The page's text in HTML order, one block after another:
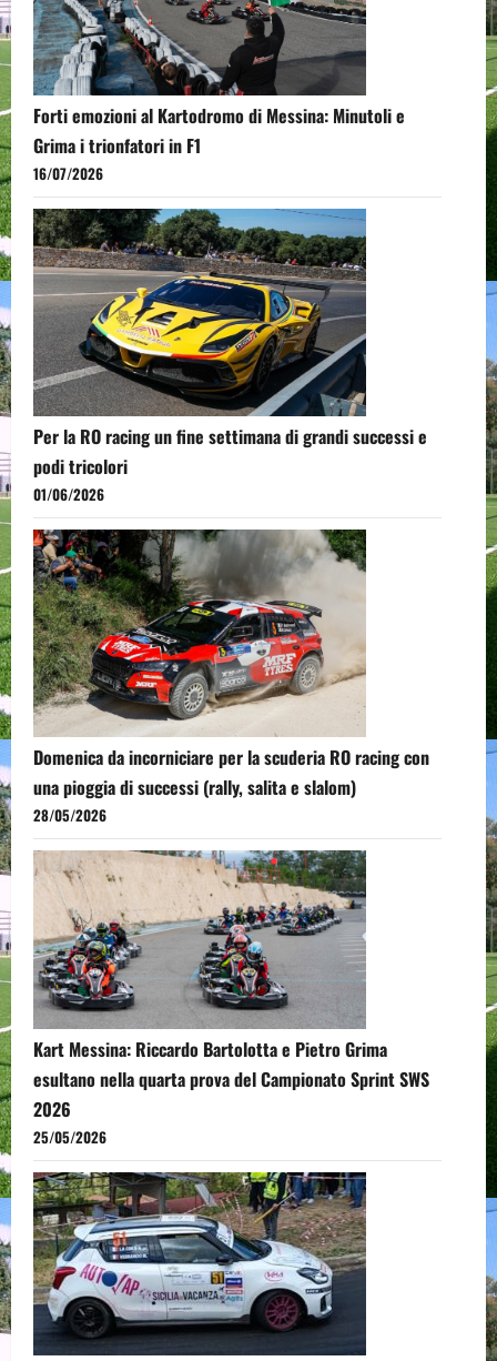
Forti emozioni al Kartodromo di Messina: Minutoli e
Grima i trionfatori in F1
16/07/2026
Per la RO racing un fine settimana di grandi successi e
podi tricolori
01/06/2026
Domenica da incorniciare per la scuderia RO racing con
una pioggia di successi (rally, salita e slalom)
28/05/2026
Kart Messina: Riccardo Bartolotta e Pietro Grima
esultano nella quarta prova del Campionato Sprint SWS
2026
25/05/2026